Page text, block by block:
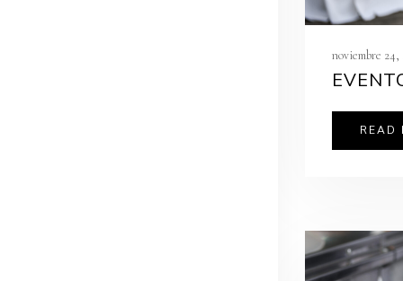
noviembre 24,
READ